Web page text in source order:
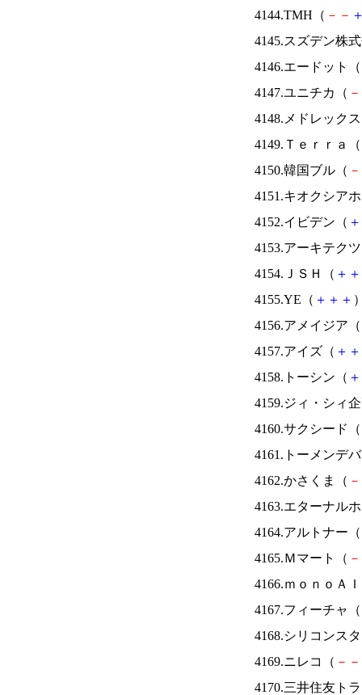
4144.TMH（ － －
4145.スズデン株
4146.エードット（
4147.ユニチカ（ －
4148.メドレック
4149.Ｔｅｒｒａ（
4150.韓国ブル（ －
4151.キオクシア
4152.イビデン（ ＋
4153.アーキテク
4154.ＪＳＨ（ ＋ ＋
4155.YE（ ＋ ＋ ＋
4156.アメイジア（
4157.アイズ（ ＋ ＋
4158.トーシン（ ＋
4159.ジィ・シィ
4160.サクシード（
4161.トーメンデ
4162.かさくま（ －
4163.エターナル
4164.アルトナー（
4165.Ｍマート（ －
4166.ｍｏｎｏＡ
4167.フィーチャ（
4168.シリコンス
4169.ニレコ（ － －
4170.三井住友ト